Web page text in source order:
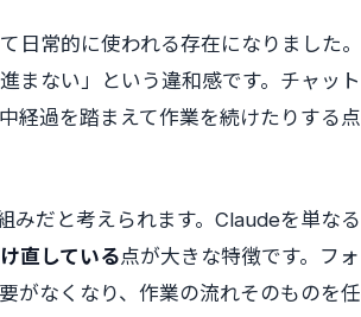
日常的に使われる存在になりました。
まない」という違和感です。チャット
経過を踏まえて作業を続けたりする点
だと考えられます。Claudeを単なる
直している点が大きな特徴です。フォ
がなくなり、作業の流れそのものを任